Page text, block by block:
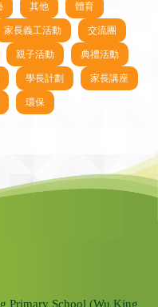
其他 體育
家長義工活動 交流團
親子活動 典禮活動
學長計劃 家長講座
環保
Primary School (Wu King